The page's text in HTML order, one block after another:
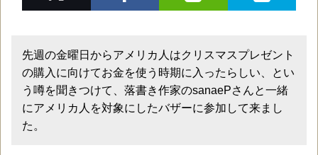
先週の金曜日からアメリカ人はクリスマスプレゼント
の購入に向けてお金を使う時期に入ったらしい、とい
う噂を聞きつけて、落書き作家のsanaePさんと一緒
にアメリカ人を対象にしたバザーに参加して来まし
た。